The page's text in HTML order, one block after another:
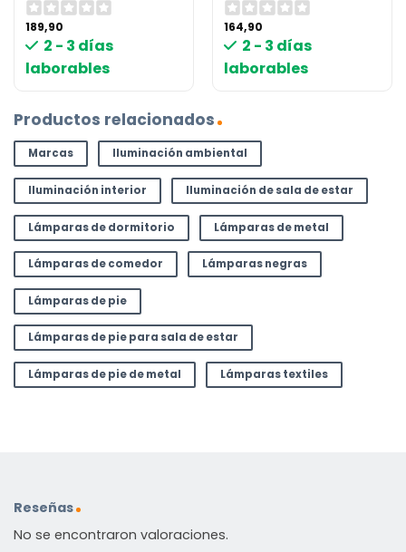
189,90
2 - 3 días
laborables
164,90
2 - 3 días
laborables
Productos relacionados
Marcas Iluminación ambiental
Iluminación interior Iluminación de sala de estar
Lámparas de dormitorio Lámparas de metal
Lámparas de comedor Lámparas negras
Lámparas de pie
Lámparas de pie para sala de estar
Lámparas de pie de metal Lámparas textiles
Reseñas
No se encontraron valoraciones.